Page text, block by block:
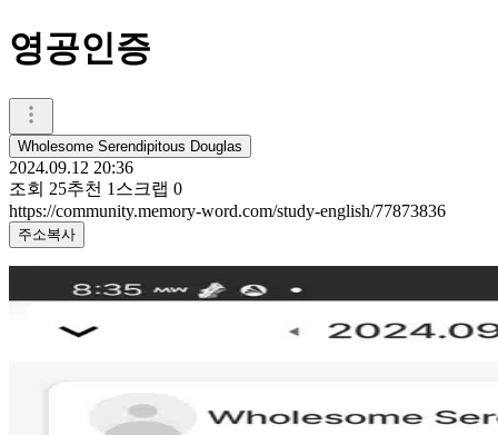
영공인증
Wholesome Serendipitous Douglas
2024.09.12 20:36
조회 25추천 1 스크랩 0
https://community.memory-word.com/study-english/77873836
주소복사